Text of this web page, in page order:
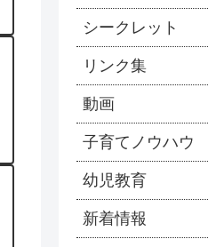
シークレット
リンク集
動画
子育てノウハウ
幼児教育
新着情報